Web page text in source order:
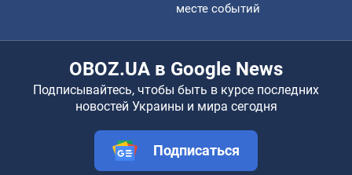
месте событий
OBOZ.UA в Google News
Подписывайтесь, чтобы быть в курсе последних
новостей Украины и мира сегодня
Подписаться